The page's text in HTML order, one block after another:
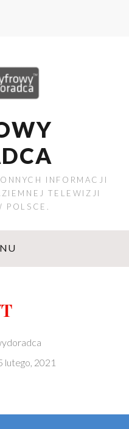
INFORMACJI
TELEWIZJI
POLSCE.
lutego, 2021